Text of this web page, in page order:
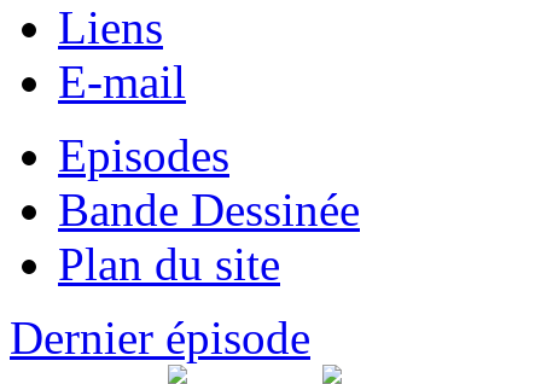
Liens
E-mail
Episodes
Bande Dessinée
Plan du site
Dernier épisode